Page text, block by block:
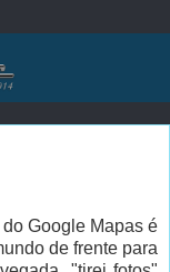
do Google Mapas é
de frente para